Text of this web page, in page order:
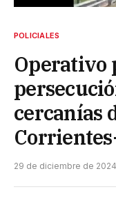
POLICIALES
Operativo
cercanías
29 de diciembre de 2024